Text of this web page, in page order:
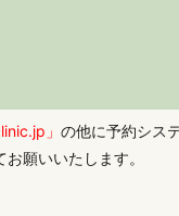
」 の他に予約シス
願いいたします。